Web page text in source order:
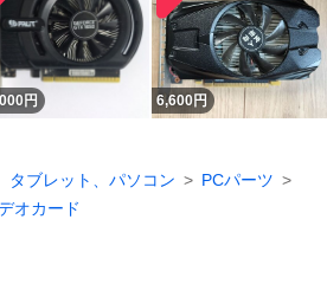
円 6,600円
タブレット、パソコン
PCパーツ
オカード